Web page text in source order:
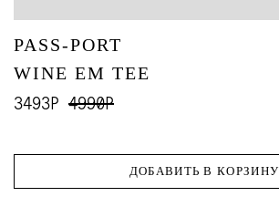
PASS-PORT
WINE EM TEE
3493Р 4990Р
ДОБАВИТЬ В КОРЗИНУ